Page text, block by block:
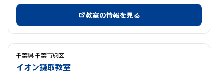
教室の情報を見る
千葉県 千葉市緑区
イオン鎌取教室